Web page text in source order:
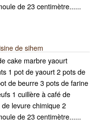
de 23 centimètre......
de sihem
cake marbre yaourt
1 pot de yaourt 2 pots de
de beurre 3 pots de farine
1 cuillère à café de
levure chimique 2
de 23 centimètre......